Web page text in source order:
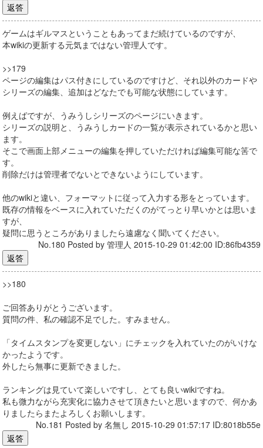
ゲームはギルマスということもあってまだ続けているのですが、
本wikiの更新する元気まではない管理人です。
>>179
ページの編集はパス付きにしているのですけど、それ以外のカードや
シリーズの編集、追加はどなたでも可能な状態にしています。
例えばですが、うみうしシリーズのページにいきます。
シリーズの説明と、うみうしカードの一覧が表示されているかと思い
ます。
そこで画面上部メニューの編集を押していただければ編集可能な筈で
す。
削除だけは管理者でないとできないようにしています。
他のwikiと違い、フォーマットに従って入力する形をとっています。
既存の情報をベースに入れていただくのがてっとり早いかとは思いま
すが、
疑問に思うところがありましたら遠慮なく聞いてください。
No.180 Posted by 管理人 2015-10-29 01:42:00 ID:86fb4359
>>180
ご回答ありがとうございます。
質問の件、私の確認不足でした。すみません。
「タイムスタンプを変更しない」にチェックを入れていたのがいけな
かったようです。
外したら無事に更新できました。
ランキングは見ていて楽しいですし、とても良いwikiですね。
私も微力ながら充実化に協力させて頂きたいと思いますので、何かあ
りましたらまたよろしくお願いします。
No.181 Posted by 名無し 2015-10-29 01:57:17 ID:8018b55e